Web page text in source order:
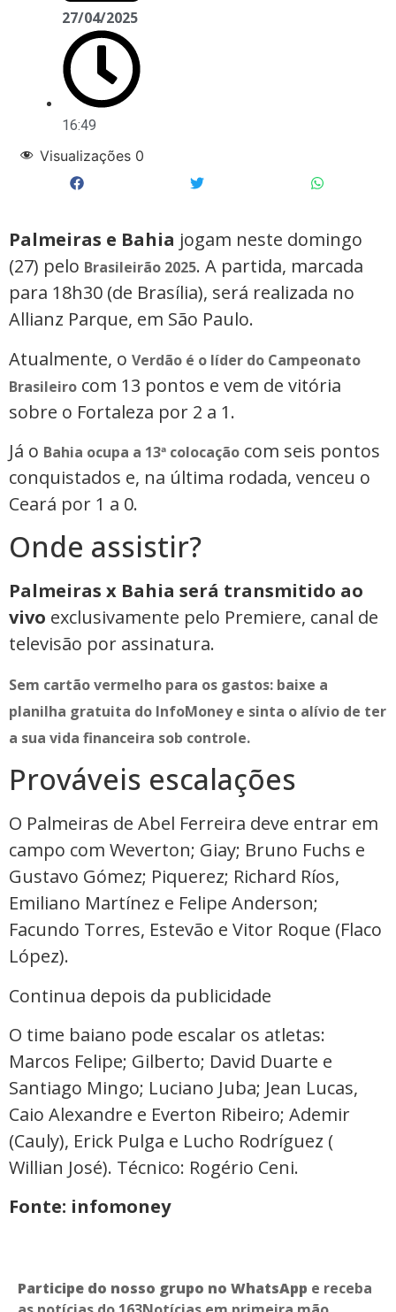
27/04/2025
16:49
Visualizações 0
Palmeiras e Bahia jogam neste domingo
(27) pelo Brasileirão 2025. A partida, marcada
para 18h30 (de Brasília), será realizada no
Allianz Parque, em São Paulo.
Atualmente, o Verdão é o líder do Campeonato
Brasileiro com 13 pontos e vem de vitória
sobre o Fortaleza por 2 a 1.
Já o Bahia ocupa a 13ª colocação com seis pontos
conquistados e, na última rodada, venceu o
Ceará por 1 a 0.
Onde assistir?
Palmeiras x Bahia será transmitido ao
vivo exclusivamente pelo Premiere, canal de
televisão por assinatura.
Sem cartão vermelho para os gastos: baixe a
planilha gratuita do InfoMoney e sinta o alívio de ter
a sua vida financeira sob controle.
Prováveis escalações
O Palmeiras de Abel Ferreira deve entrar em
campo com Weverton; Giay; Bruno Fuchs e
Gustavo Gómez; Piquerez; Richard Ríos,
Emiliano Martínez e Felipe Anderson;
Facundo Torres, Estevão e Vitor Roque (Flaco
López).
Continua depois da publicidade
O time baiano pode escalar os atletas:
Marcos Felipe; Gilberto; David Duarte e
Santiago Mingo; Luciano Juba; Jean Lucas,
Caio Alexandre e Everton Ribeiro; Ademir
(Cauly), Erick Pulga e Lucho Rodríguez (
Willian José). Técnico: Rogério Ceni.
Fonte: infomoney
Participe do nosso grupo no WhatsApp e receba